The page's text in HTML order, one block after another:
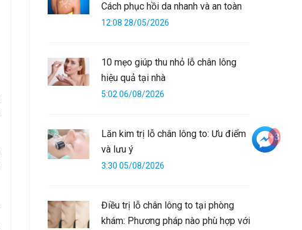
Cách phục hồi da nhanh và an toàn
12:08 28/05/2026
10 mẹo giúp thu nhỏ lỗ chân lông
hiệu quả tại nhà
5:02 06/08/2026
Lăn kim trị lỗ chân lông to: Ưu điểm
và lưu ý
3:30 05/08/2026
Điều trị lỗ chân lông to tại phòng
khám: Phương pháp nào phù hợp với
+3